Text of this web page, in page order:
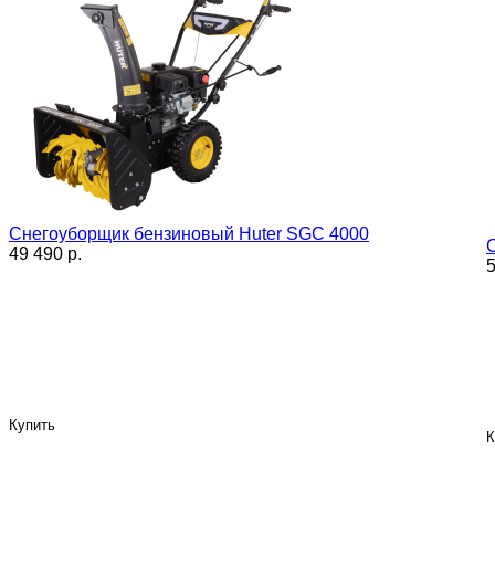
Снегоуборщик бензиновый Huter SGC 4000
49 490 p.
Купить